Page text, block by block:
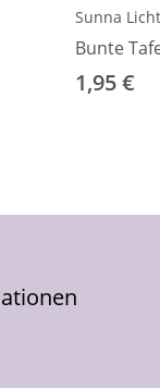
Sunna Licht
Bunte
1,95 €